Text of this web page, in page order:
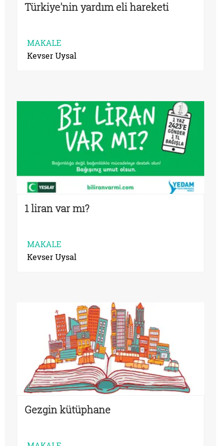
Türkiye'nin yardım eli hareketi
MAKALE
Kevser Uysal
1 liran var mı?
MAKALE
Kevser Uysal
Gezgin kütüphane